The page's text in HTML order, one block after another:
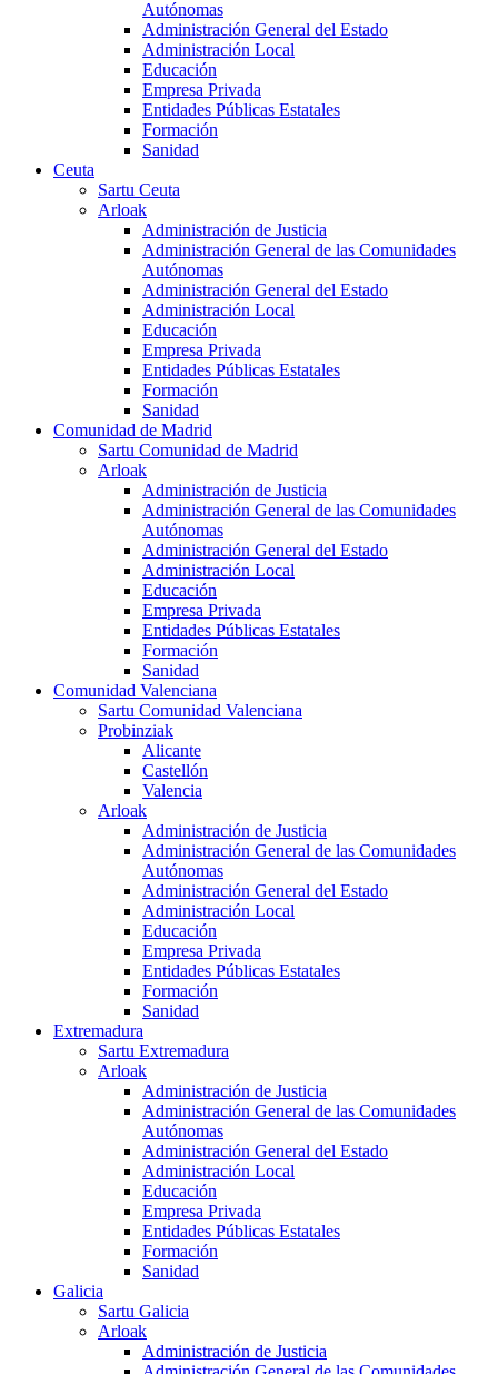
Autónomas
Administración General del Estado
Administración Local
Educación
Empresa Privada
Entidades Públicas Estatales
Formación
Sanidad
Ceuta
Sartu Ceuta
Arloak
Administración de Justicia
Administración General de las Comunidades
Autónomas
Administración General del Estado
Administración Local
Educación
Empresa Privada
Entidades Públicas Estatales
Formación
Sanidad
Comunidad de Madrid
Sartu Comunidad de Madrid
Arloak
Administración de Justicia
Administración General de las Comunidades
Autónomas
Administración General del Estado
Administración Local
Educación
Empresa Privada
Entidades Públicas Estatales
Formación
Sanidad
Comunidad Valenciana
Sartu Comunidad Valenciana
Probinziak
Alicante
Castellón
Valencia
Arloak
Administración de Justicia
Administración General de las Comunidades
Autónomas
Administración General del Estado
Administración Local
Educación
Empresa Privada
Entidades Públicas Estatales
Formación
Sanidad
Extremadura
Sartu Extremadura
Arloak
Administración de Justicia
Administración General de las Comunidades
Autónomas
Administración General del Estado
Administración Local
Educación
Empresa Privada
Entidades Públicas Estatales
Formación
Sanidad
Galicia
Sartu Galicia
Arloak
Administración de Justicia